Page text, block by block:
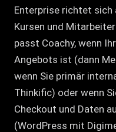
Enterprise richtet sich
Kursen und
passt Coachy, wenn
Angebots ist (dann
wenn Sie primär
Thinkific) oder wenn
Checkout und Daten
(WordPress mit